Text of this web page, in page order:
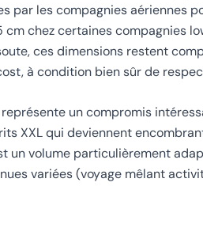
par les compagnies aériennes
chez certaines compagnies
ces dimensions restent
à condition bien sûr de
un compromis
XXL qui deviennent
un volume particulièrement
variées (voyage mêlant